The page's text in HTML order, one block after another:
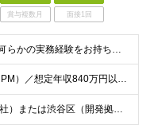
賞与複数月 面接1回
学歴不問、IT業界で何らかの実務経験をお持ちの方（3年以上） ※PG/SE経験がある方歓迎、PM/PL経験があれば即戦力として優遇 ※ブランクのある方歓迎 ※担当業務/フェーズ/使用言語などは限定せず
【月給70万円以上（PM）／想定年収840万円以上】 ★詳しくは下記をご参照ください！ ■SE/PL/テスト計画以降などの上流フェーズ 月給53万円以上 ※想定年収636万円以上 ■PM/ディレク
【東京都品川区（本社）または渋谷区（開発拠点）各プロジェクト先の勤務地】 ◎リモート案件も多数のため在宅勤務も可能です！ 常駐・ハイブリッド型・フルリモートなど柔軟に対応しています。 ※転勤はございま